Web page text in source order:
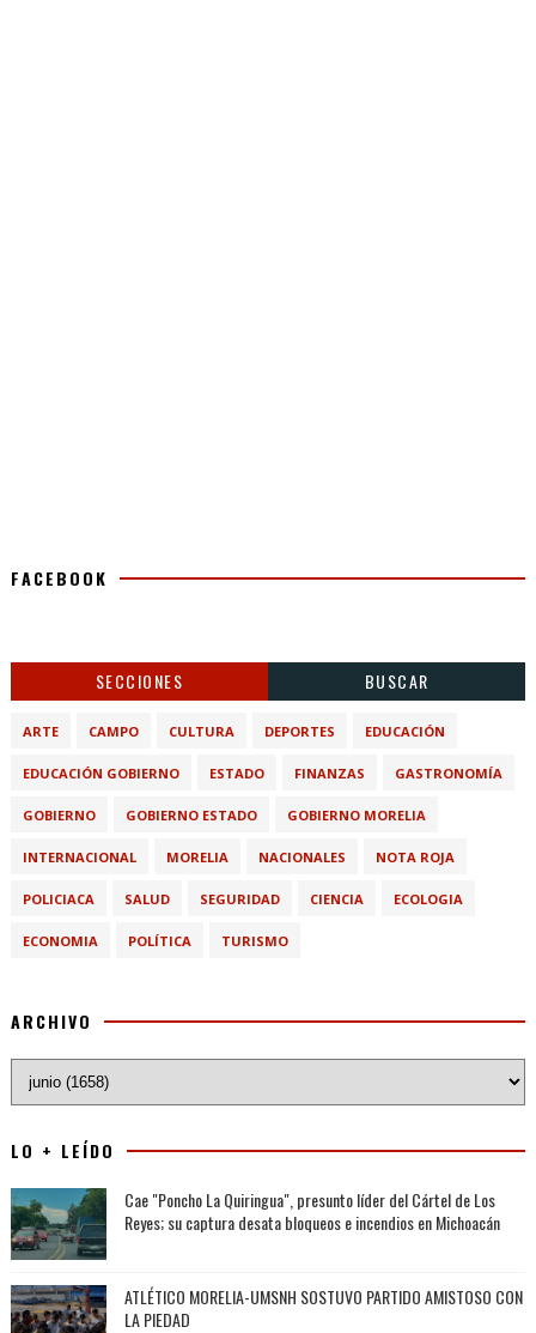
FACEBOOK
SECCIONES BUSCAR
ARTE CAMPO CULTURA DEPORTES EDUCACIÓN
EDUCACIÓN GOBIERNO ESTADO FINANZAS GASTRONOMÍA
GOBIERNO GOBIERNO ESTADO GOBIERNO MORELIA
INTERNACIONAL MORELIA NACIONALES NOTA ROJA
POLICIACA SALUD SEGURIDAD CIENCIA ECOLOGIA
ECONOMIA POLÍTICA TURISMO
ARCHIVO
LO + LEÍDO
Cae "Poncho La Quiringua", presunto líder del Cártel de Los
Reyes; su captura desata bloqueos e incendios en Michoacán
ATLÉTICO MORELIA-UMSNH SOSTUVO PARTIDO AMISTOSO CON
LA PIEDAD